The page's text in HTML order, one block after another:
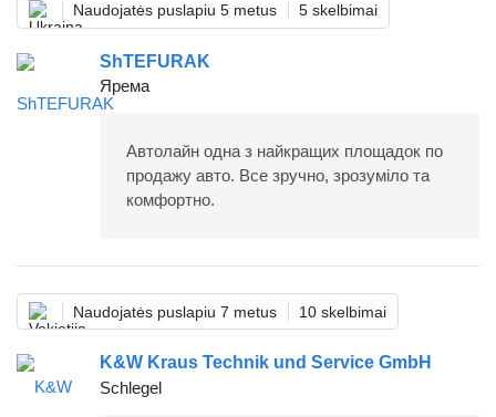
Naudojatės puslapiu 5 metus 5 skelbimai
ShTEFURAK
Ярема
Автолайн одна з найкращих площадок по
продажу авто. Все зручно, зрозуміло та
комфортно.
Naudojatės puslapiu 7 metus 10 skelbimai
K&W Kraus Technik und Service GmbH
Schlegel